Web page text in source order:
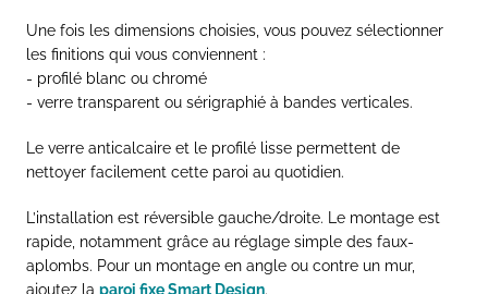
Une fois les dimensions choisies, vous pouvez sélectionner
les finitions qui vous conviennent :
- profilé blanc ou chromé
- verre transparent ou sérigraphié à bandes verticales.
Le verre anticalcaire et le profilé lisse permettent de
nettoyer facilement cette paroi au quotidien.
L’installation est réversible gauche/droite. Le montage est
rapide, notamment grâce au réglage simple des faux-
aplombs. Pour un montage en angle ou contre un mur,
ajoutez la paroi fixe Smart Design.